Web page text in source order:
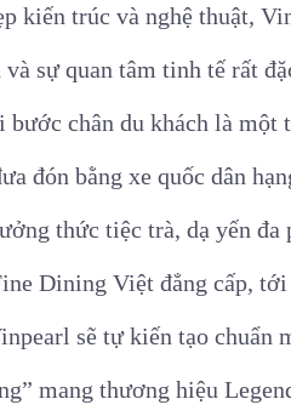
kiến trúc và nghệ thuật,
và sự quan tâm tinh tế rất
chân du khách là một
đón bằng xe quốc dân
thức tiệc trà, dạ yến đa
Dining Việt đẳng cấp,
sẽ tự kiến tạo chuẩn
mang thương hiệu